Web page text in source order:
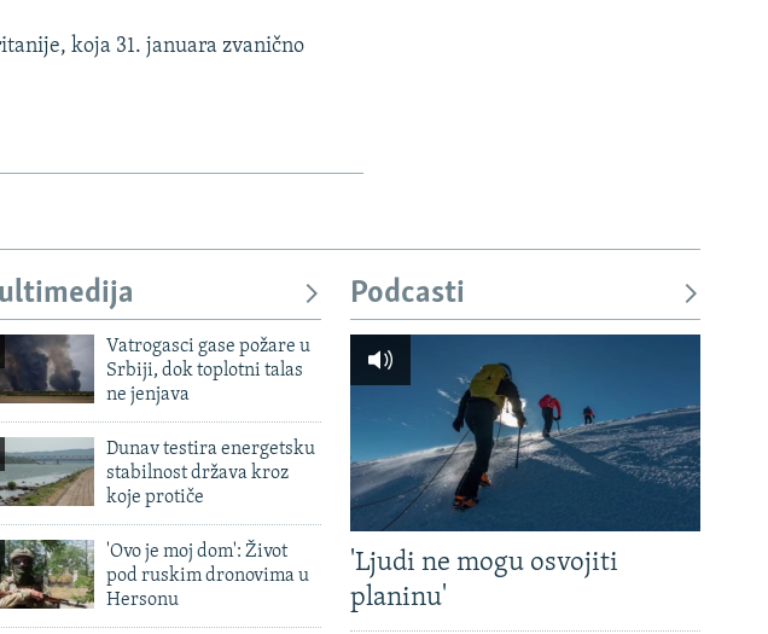
koja 31. januara zvanično
Vatrogasci gase požare u
Srbiji, dok toplotni talas
ne jenjava
Dunav testira energetsku
stabilnost država kroz
koje protiče
'Ovo je moj dom': Život
pod ruskim dronovima u
Hersonu
Podcasti
'Ljudi ne mogu osvojiti
planinu'